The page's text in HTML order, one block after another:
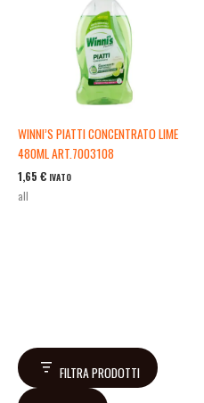
FILTRA PRODOTTI
WINNI’S PIATTI CONCENTRATO LIME
480ML ART.7003108
1,65 € IVATO
all